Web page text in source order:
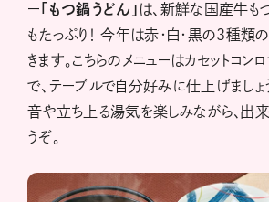
ー 「もつ鍋うどん」 は、新鮮な国産牛も
もたっぷり！ 今年は赤・白・黒の3種類
きます。こちらのメニューはカセットコン
で、テーブルで自分好みに仕上げましょ
音や立ち上る湯気を楽しみながら、出
うぞ。